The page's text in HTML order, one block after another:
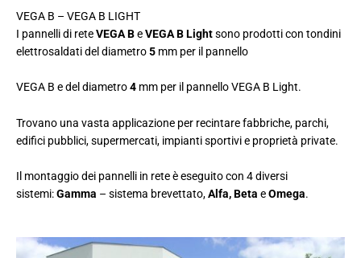
VEGA B – VEGA B LIGHT
I pannelli di reteVEGA BeVEGA B Lightsono prodotti con tondini
elettrosaldati del diametro5 mm per il pannello
VEGA B e del diametro4 mm per il pannello VEGA B Light.
Trovano una vasta applicazione per recintare fabbriche, parchi,
edifici pubblici, supermercati, impianti sportivi e proprietà private.
Il montaggio dei pannelli in rete è eseguito con 4 diversi
sistemi:Gamma – sistema brevettato,Alfa, Beta eOmega.